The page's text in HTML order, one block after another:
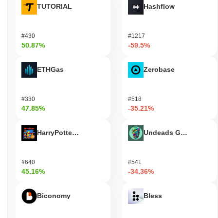
TUTORIAL
#430
50.87%
ETHGas
#330
47.85%
HarryPotterObamaSonic10Inu (ETH)
#640
45.16%
Biconomy
Hashflow
#1217
-59.5%
Zerobase
#518
-35.21%
Undeads Games
#541
-34.36%
Bless